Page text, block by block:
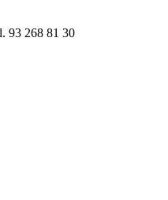
93 268 81 30